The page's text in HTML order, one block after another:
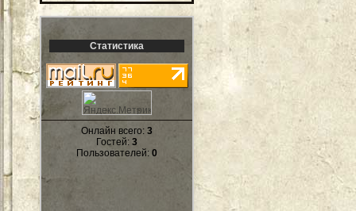
Статистика
Онлайн всего: 3
Гостей: 3
Пользователей: 0